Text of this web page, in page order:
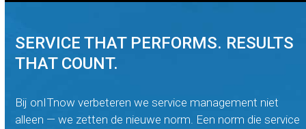
SERVICE THAT PERFORMS. RESULTS
THAT COUNT.
Bij onITnow verbeteren we service management niet
alleen — we zetten de nieuwe norm. Een norm die service